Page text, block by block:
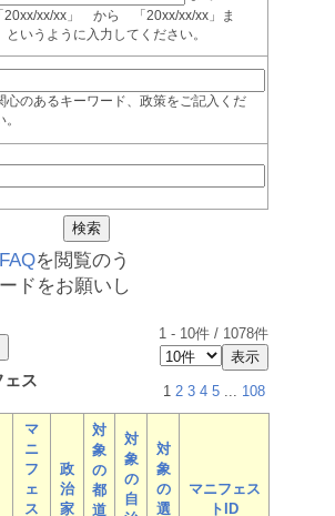
xx/xx」 から 「20xx/xx/xx」ま
いうように入力してください。
のあるキーワード、政策をご記入くだ
FAQを閲覧のう
ドをお願いし
1 - 10件 / 1078件
ェス
1 2 3 4 5 ... 108
マ
ニ
フ
ェ
ス
政
治
家
対
象
の
都
道
対
象
の
自
対
象
の
選
マニフェス
トID